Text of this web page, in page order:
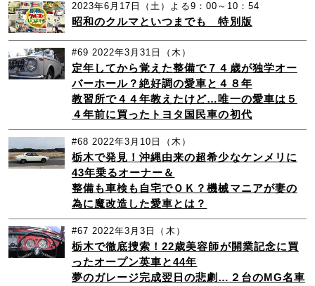
2023年6月17日（土）よる9：00～10：54
昭和のクルマといつまでも 特別版
#69 2022年3月31日（木）
定年してから覚えた整備で７４歳が独学オー
バーホール？絶好調の愛車と４８年
教習所で４４年教えたけど…唯一の愛車は５
４年前に買ったトヨタ国民車の初代
#68 2022年3月10日（木）
栃木で発見！沖縄由来の超希少なケンメリに
43年乗るオーナー＆
整備も車検も自宅でＯＫ？機械マニアが妻の
為に魔改造した愛車とは？
#67 2022年3月3日（木）
栃木で徹底捜索！22歳美容師が開業記念に買
ったオープン英車と44年
夢のガレージ完成翌日の悲劇…２台のMG名車